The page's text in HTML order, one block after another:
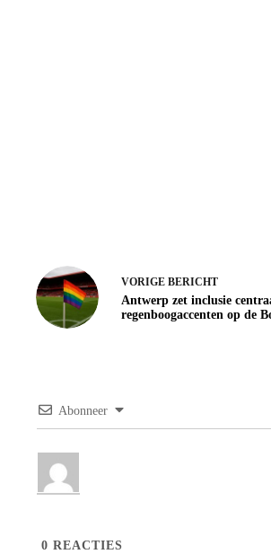
VORIGE BERICHT
Antwerp zet inclusie
regenboogaccenten op de
Abonneer
0 REACTIES